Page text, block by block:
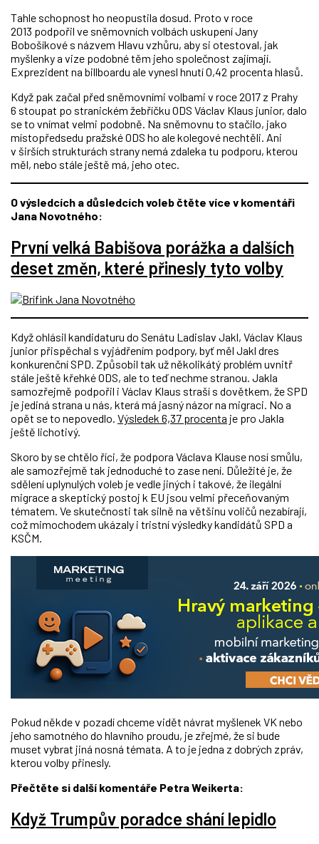
Tahle schopnost ho neopustila dosud. Proto v roce
2013 podpořil ve sněmovních volbách uskupení Jany
Bobošíkové s názvem Hlavu vzhůru, aby si otestoval, jak
myšlenky a vize podobné těm jeho společnost zajímají.
Exprezident na billboardu ale vynesl hnutí 0,42 procenta hlasů.
Když pak začal před sněmovními volbami v roce 2017 z Prahy
6 stoupat po stranickém žebříčku ODS Václav Klaus junior, dalo
se to vnímat velmi podobně. Na sněmovnu to stačilo, jako
místopředsedu pražské ODS ho ale kolegové nechtěli. Ani
v širších strukturách strany nemá zdaleka tu podporu, kterou
měl, nebo stále ještě má, jeho otec.
O výsledcích a důsledcích voleb čtěte více v komentáři
Jana Novotného:
První velká Babišova porážka a dalších
deset změn, které přinesly tyto volby
Když ohlásil kandidaturu do Senátu Ladislav Jakl, Václav Klaus
junior přispěchal s vyjádřením podpory, byť měl Jakl dres
konkurenční SPD. Způsobil tak už několikátý problém uvnitř
stále ještě křehké ODS, ale to teď nechme stranou. Jakla
samozřejmě podpořil i Václav Klaus straší s dovětkem, že SPD
je jediná strana u nás, která má jasný názor na migraci. No a
opět se to nepovedlo. Výsledek 6,37 procenta je pro Jakla
ještě lichotivý.
Skoro by se chtělo říci, že podpora Václava Klause nosí smůlu,
ale samozřejmě tak jednoduché to zase není. Důležité je, že
sdělení uplynulých voleb je vedle jiných i takové, že ilegální
migrace a skeptický postoj k EU jsou velmi přeceňovaným
tématem. Ve skutečnosti tak silně na většinu voličů nezabírají,
což mimochodem ukázaly i tristní výsledky kandidátů SPD a
KSČM.
Pokud někde v pozadí chceme vidět návrat myšlenek VK nebo
jeho samotného do hlavního proudu, je zřejmé, že si bude
muset vybrat jiná nosná témata. A to je jedna z dobrých zpráv,
kterou volby přinesly.
Přečtěte si další komentáře Petra Weikerta:
Když Trumpův poradce shání lepidlo